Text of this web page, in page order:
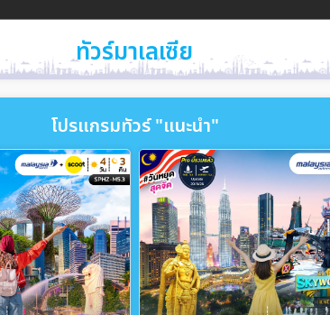
ทัวร์มาเลเซีย
โปรแกรมทัวร์ "แนะนำ"